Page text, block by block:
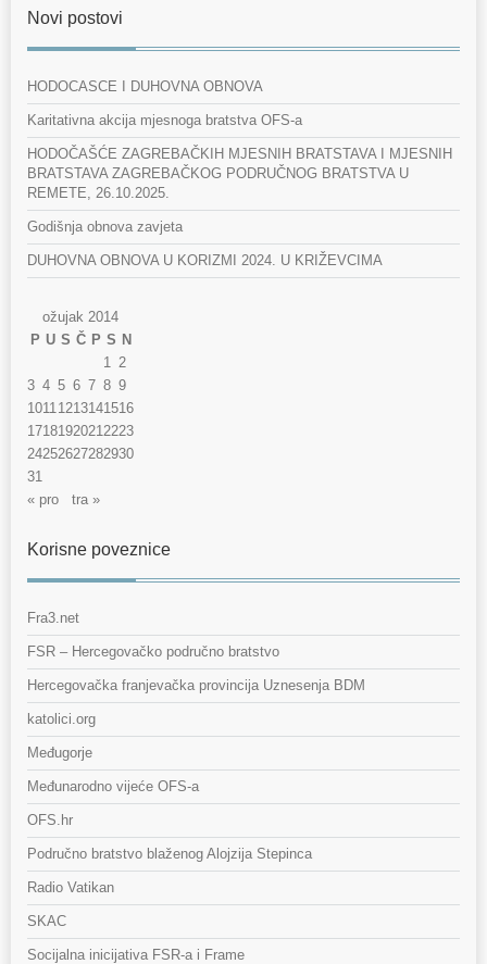
Novi postovi
HODOCASCE I DUHOVNA OBNOVA
Karitativna akcija mjesnoga bratstva OFS-a
HODOČAŠĆE ZAGREBAČKIH MJESNIH BRATSTAVA I MJESNIH
BRATSTAVA ZAGREBAČKOG PODRUČNOG BRATSTVA U
REMETE, 26.10.2025.
Godišnja obnova zavjeta
DUHOVNA OBNOVA U KORIZMI 2024. U KRIŽEVCIMA
ožujak 2014
P U S Č P S N
1 2
3 4 5 6 7 8 9
10111213141516
17181920212223
24252627282930
31
« pro
tra »
Korisne poveznice
Fra3.net
FSR – Hercegovačko područno bratstvo
Hercegovačka franjevačka provincija Uznesenja BDM
katolici.org
Međugorje
Međunarodno vijeće OFS-a
OFS.hr
Područno bratstvo blaženog Alojzija Stepinca
Radio Vatikan
SKAC
Socijalna inicijativa FSR-a i Frame